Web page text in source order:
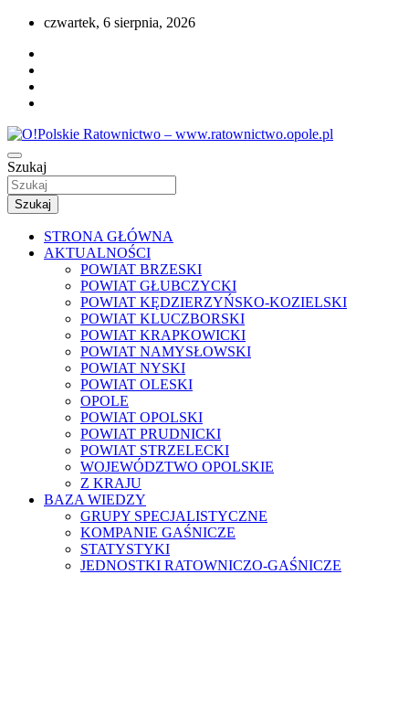
Przejdź
treści
czwartek, 6 sierpnia, 2026
O!Polskie Ratownictwo –
www.ratownictwo.opole.pl
Portal opolskiego i polskiego ratownictwa.
Szukaj
Szukaj
STRONA GŁÓWNA
AKTUALNOŚCI
POWIAT BRZESKI
POWIAT GŁUBCZYCKI
POWIAT KĘDZIERZYŃSKO-KOZIELSKI
POWIAT KLUCZBORSKI
POWIAT KRAPKOWICKI
POWIAT NAMYSŁOWSKI
POWIAT NYSKI
POWIAT OLESKI
OPOLE
POWIAT OPOLSKI
POWIAT PRUDNICKI
POWIAT STRZELECKI
WOJEWÓDZTWO OPOLSKIE
Z KRAJU
BAZA WIEDZY
GRUPY SPECJALISTYCZNE
KOMPANIE GAŚNICZE
STATYSTYKI
JEDNOSTKI RATOWNICZO-GAŚNICZE